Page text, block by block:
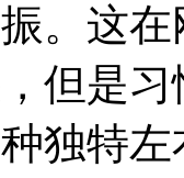
。这
但是
独特